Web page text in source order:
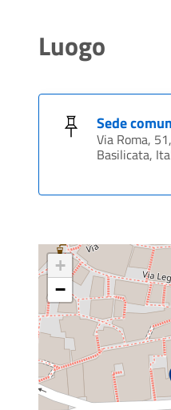
Luogo
Sede
Via Roma,
Basilicata,
+
−